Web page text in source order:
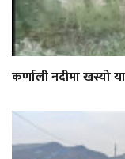
कर्णाली नदीमा खस्यो